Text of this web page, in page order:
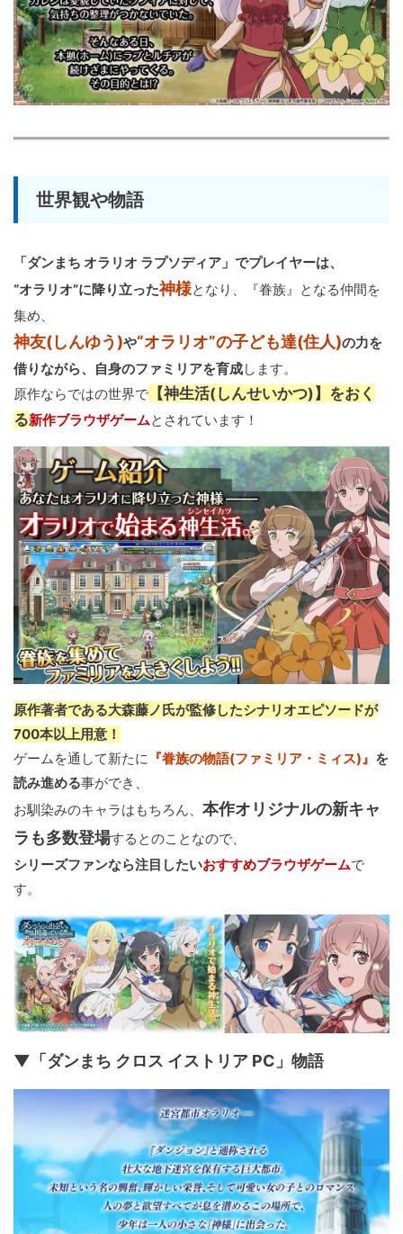
世界観や物語
「ダンまち オラリオ ラプソディア」でプレイヤーは、
“オラリオ”に降り立った神様となり、『眷族』となる仲間を
集め、
神友(しんゆう)や“オラリオ”の子ども達(住人)の力を
借りながら、自身のファミリアを育成します。
原作ならではの世界で 【神生活(しんせいかつ)】をおく
る新作ブラウザゲームとされています！
原作著者である大森藤ノ氏が監修したシナリオエピソードが
700本以上用意！
ゲームを通して新たに 『眷族の物語(ファミリア・ミィス)』 を
読み進める事ができ、
お馴染みのキャラはもちろん、 本作オリジナルの新キャ
ラも多数登場するとのことなので、
シリーズファンなら注目したいおすすめブラウザゲームで
す。
▼「ダンまち クロス イストリア PC」物語